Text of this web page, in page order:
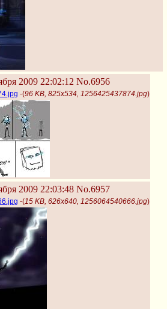
2009 22:02:12 No.6956
-(96 KB, 825x534, 1256425437874.jpg)
2009 22:03:48 No.6957
-(15 KB, 626x640, 1256064540666.jpg)